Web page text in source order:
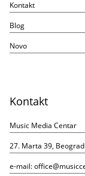
Kontakt
Blog
Novo
Kontakt
Music Media Centar
27. Marta 39, Beograd
e-mail: